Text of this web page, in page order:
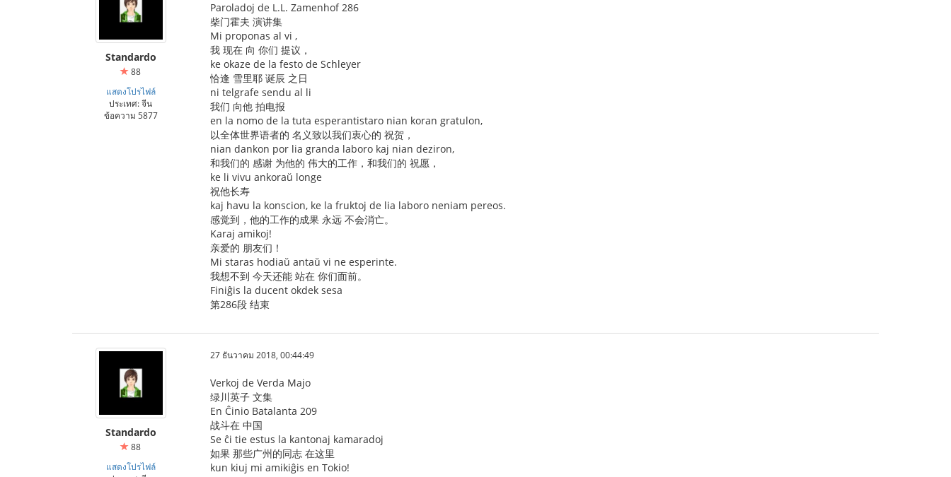
Standardo
88
แสดงโปรไฟล์
ประเทศ: จีน
ข้อความ 5877
Paroladoj de L.L. Zamenhof 286
柴门霍夫 演讲集
Mi proponas al vi ,
我 现在 向 你们 提议，
ke okaze de la festo de Schleyer
恰逢 雪里耶 诞辰 之日
ni telgrafe sendu al li
我们 向他 拍电报
en la nomo de la tuta esperantistaro nian koran gratulon,
以全体世界语者的 名义致以我们衷心的 祝贺，
nian dankon por lia granda laboro kaj nian deziron,
和我们的 感谢 为他的 伟大的工作，和我们的 祝愿，
ke li vivu ankoraŭ longe
祝他长寿
kaj havu la konscion, ke la fruktoj de lia laboro neniam pereos.
感觉到，他的工作的成果 永远 不会消亡。
Karaj amikoj!
亲爱的 朋友们！
Mi staras hodiaŭ antaŭ vi ne esperinte.
我想不到 今天还能 站在 你们面前。
Finiĝis la ducent okdek sesa
第286段 结束
Standardo
88
แสดงโปรไฟล์
27 ธันวาคม 2018, 00:44:49
Verkoj de Verda Majo
绿川英子 文集
En Ĉinio Batalanta 209
战斗在 中国
Se ĉi tie estus la kantonaj kamaradoj
如果 那些广州的同志 在这里
kun kiuj mi amikiĝis en Tokio!